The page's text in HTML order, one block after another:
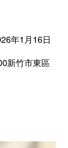
年1月16日
新竹市東區